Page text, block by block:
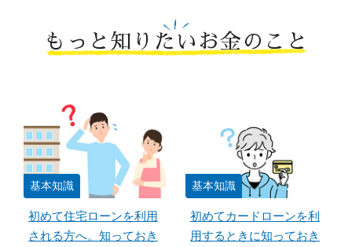
もっと知りたいお金のこと
基本知識
初めて住宅ローンを利用
される方へ。知っておき
基本知識
初めてカードローンを利
用するときに知っておき